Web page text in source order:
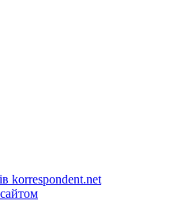
korrespondent.net